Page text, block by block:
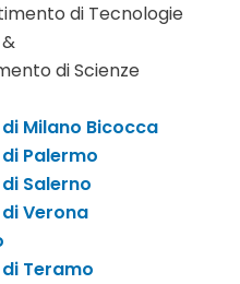
di Tecnologie
di Scienze
Milano Bicocca
Palermo
Salerno
Verona
Teramo